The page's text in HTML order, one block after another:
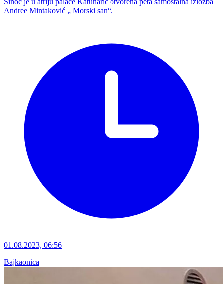
Sinoć je u atriju palače Katunarić otvorena peta samostalna izložba
Andree Mintaković „ Morski san“.
01.08.2023, 06:56
Bajkaonica